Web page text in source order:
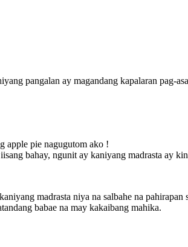
pangalan ay magandang kapalaran pag-
apple pie nagugutom ako !
bahay, ngunit ay kaniyang madrasta ay
madrasta niya na salbahe na
babae na may kakaibang mahika.